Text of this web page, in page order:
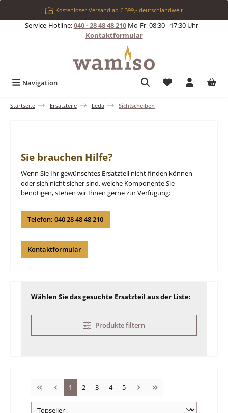
Zum Hauptinhalt springenKostenloser Versand ab € 399,- deutschlandweit
Service-Hotline:040 - 28 48 48 210Mo-Fr, 08:30 - 17:30 Uhr |
Kontaktformular
Navigation Du hast 0
Startseite Ersatzteile Leda Sichtscheiben
Sie brauchen Hilfe?
Wenn Sie Ihr gewünschtes Ersatzteil nicht finden können
oder sich nicht sicher sind, welche Komponente Sie
benötigen, stehen wir Ihnen gerne zur Verfügung:
Telefon: 040 28 48 48 210
Kontaktformular
Wählen Sie das gesuchte Ersatzteil aus der Liste:
Produkte filtern
Seite
1 Seite
2 Seite
3 Seite
4 Seite
5